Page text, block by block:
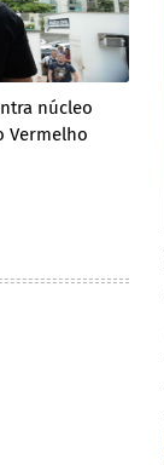
núcleo
Vermelho